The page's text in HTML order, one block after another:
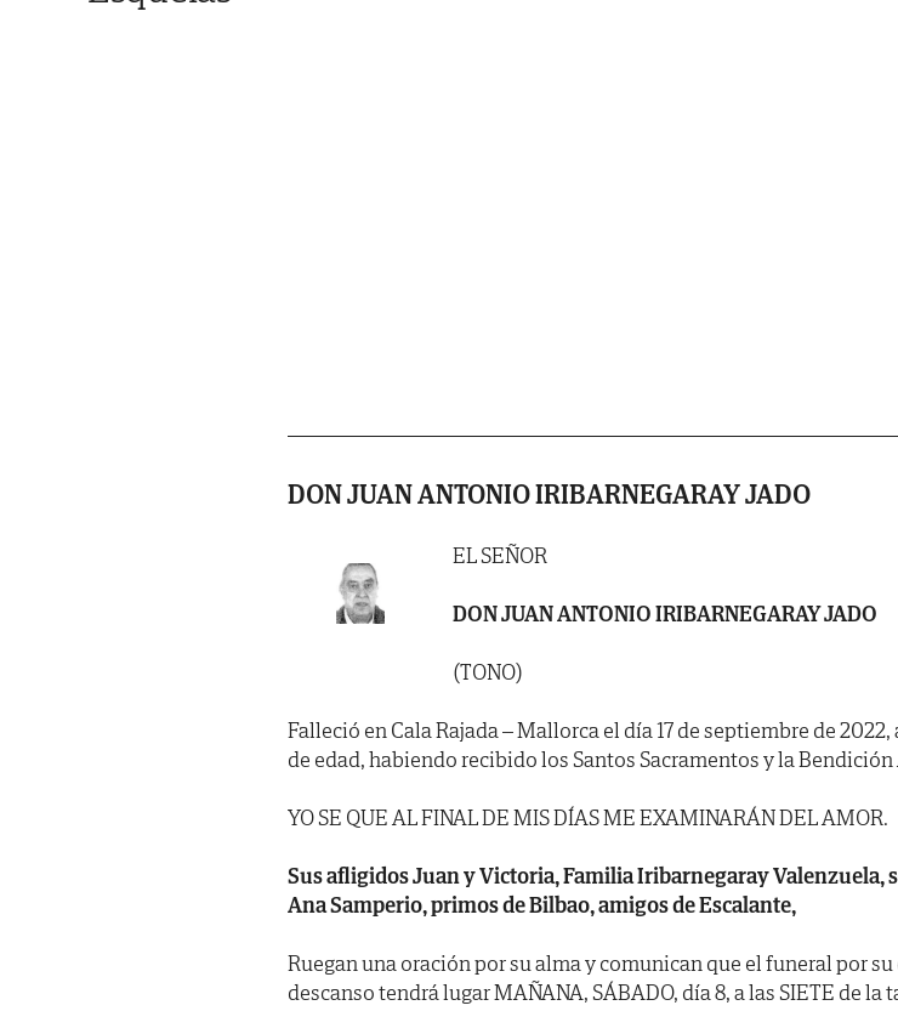
DON JUAN ANTONIO IRIBARNEGARAY JADO
EL SEÑOR
DON JUAN ANTONIO IRIBARNEGARAY JADO
(TONO)
Falleció en Cala Rajada – Mallorca el día 17 de septiembre de 2022,
de edad, habiendo recibido los Santos Sacramentos y la
YO SE QUE AL FINAL DE MIS DÍAS ME EXAMINARÁN DEL AMOR.
Sus afligidos Juan y Victoria, Familia Iribarnegaray Valenzuela,
Ana Samperio, primos de Bilbao, amigos de Escalante,
Ruegan una oración por su alma y comunican que el funeral por
descanso tendrá lugar MAÑANA, SÁBADO, día 8, a las SIETE de la